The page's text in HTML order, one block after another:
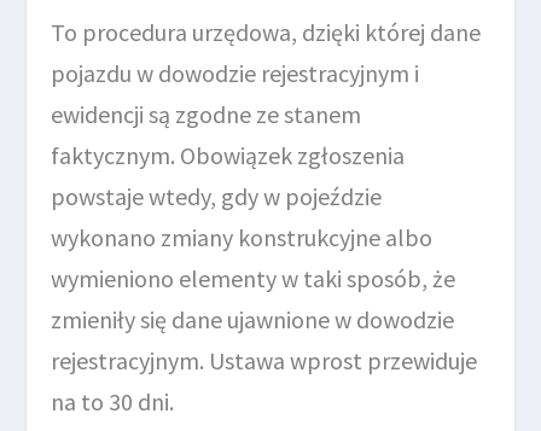
To procedura urzędowa, dzięki której dane
pojazdu w dowodzie rejestracyjnym i
ewidencji są zgodne ze stanem
faktycznym. Obowiązek zgłoszenia
powstaje wtedy, gdy w pojeździe
wykonano zmiany konstrukcyjne albo
wymieniono elementy w taki sposób, że
zmieniły się dane ujawnione w dowodzie
rejestracyjnym. Ustawa wprost przewiduje
na to 30 dni.